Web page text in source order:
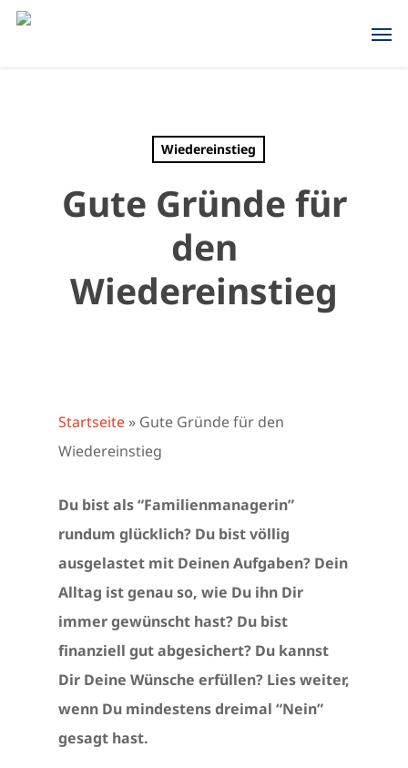
Skip
Wiedereinstieg
Gute Gründe für
den
Wiedereinstieg
Startseite » Gute Gründe für den
Wiedereinstieg
Du bist als “Familienmanagerin”
rundum glücklich? Du bist völlig
ausgelastet mit Deinen Aufgaben? Dein
Alltag ist genau so, wie Du ihn Dir
immer gewünscht hast? Du bist
finanziell gut abgesichert? Du kannst
Dir Deine Wünsche erfüllen? Lies weiter,
wenn Du mindestens dreimal “Nein”
gesagt hast.